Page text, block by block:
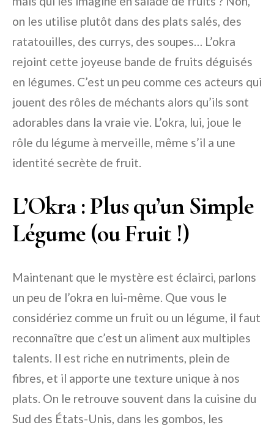
on les utilise plutôt dans des plats salés, des
ratatouilles, des currys, des soupes… L’okra
rejoint cette joyeuse bande de fruits déguisés
en légumes. C’est un peu comme ces acteurs qui
jouent des rôles de méchants alors qu’ils sont
adorables dans la vraie vie. L’okra, lui, joue le
rôle du légume à merveille, même s’il a une
identité secrète de fruit.
L’Okra : Plus qu’un Simple
Légume (ou Fruit !)
Maintenant que le mystère est éclairci, parlons
un peu de l’okra en lui-même. Que vous le
considériez comme un fruit ou un légume, il faut
reconnaître que c’est un aliment aux multiples
talents. Il est riche en nutriments, plein de
fibres, et il apporte une texture unique à nos
plats. On le retrouve souvent dans la cuisine du
Sud des États-Unis, dans les gombos, les